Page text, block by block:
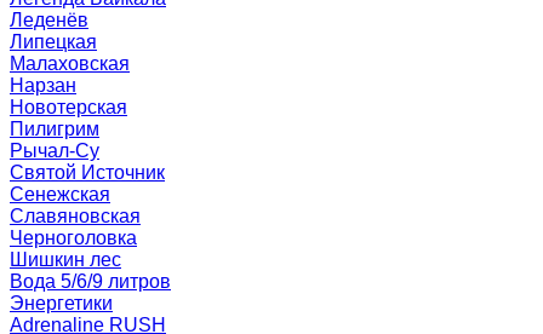
Леденёв
Липецкая
Малаховская
Нарзан
Новотерская
Пилигрим
Рычал-Су
Святой Источник
Сенежская
Славяновская
Черноголовка
Шишкин лес
Вода 5/6/9 литров
Энергетики
Adrenaline RUSH